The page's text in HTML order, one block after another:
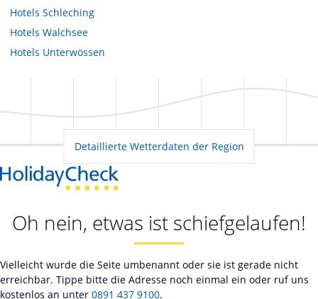
Hotels Schleching
Hotels Walchsee
Hotels Unterwössen
Detaillierte Wetterdaten der Region
Oh nein, etwas ist schiefgelaufen!
Vielleicht wurde die Seite umbenannt oder sie ist gerade nicht
erreichbar. Tippe bitte die Adresse noch einmal ein oder ruf uns
kostenlos an unter 0891 437 9100.